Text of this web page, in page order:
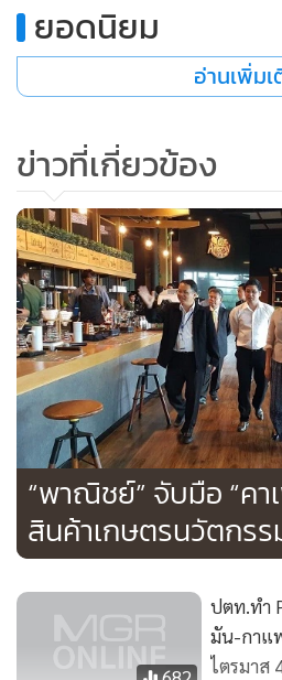
ยอดนิยม
อ่านเพิ่ม
ข่าวที่เกี่ยวข้อง
“พาณิชย์” จับมือ “คา
สินค้าเกษตรนวัตกรร
ปตท.ทำ
มัน-กาแ
ไตรมาส